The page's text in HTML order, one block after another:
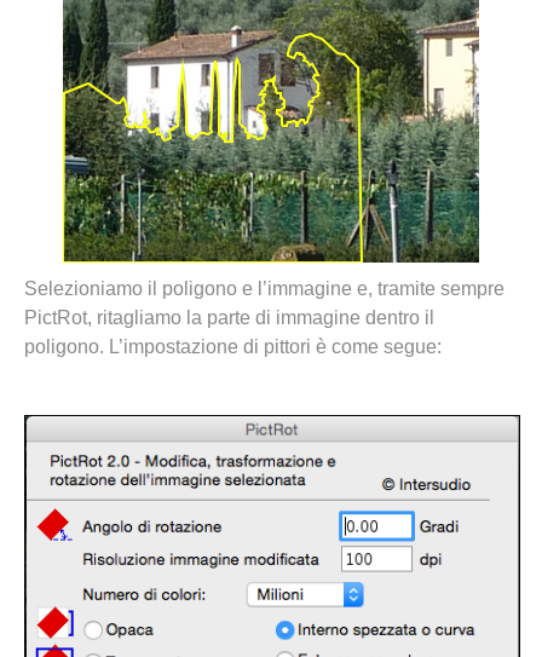
Selezioniamo il poligono e l’immagine e, tramite sempre
PictRot, ritagliamo la parte di immagine dentro il
poligono. L’impostazione di pittori è come segue: